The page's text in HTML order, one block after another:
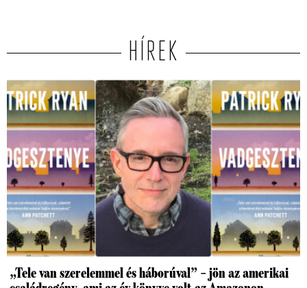
HÍREK
„Tele van szerelemmel és háborúval” – jön az amerikai